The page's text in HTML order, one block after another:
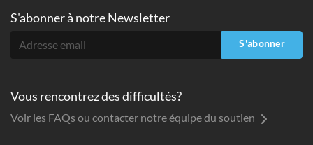
S'abonner à notre Newsletter
S'abonner
Vous rencontrez des difficultés?
Voir les FAQs ou contacter notre équipe du soutien